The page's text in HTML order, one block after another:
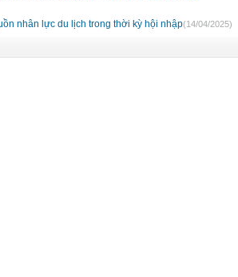
nhân lực du lịch trong thời kỳ hội nhập(14/04/2025)